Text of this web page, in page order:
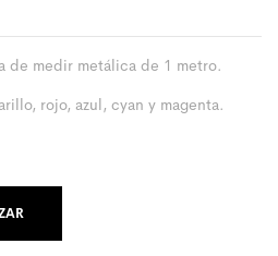
de medir metálica de 1 metro.
rojo, azul, cyan y magenta.